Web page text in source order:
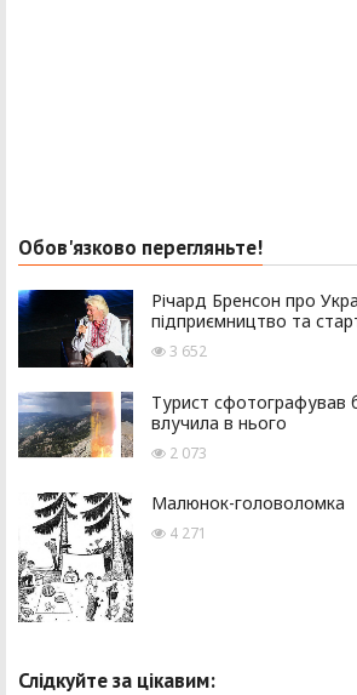
Обов'язково перегляньте!
Річард Бренсон про
підприємництво та
3 652
Турист сфотографував
влучила в нього
2 073
Малюнок-головоломка
4 271
Слідкуйте за цікавим: